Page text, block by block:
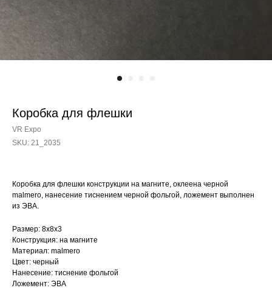
Коробка для флешки
VR Expo
SKU: 21_2035
Коробка для флешки конструкции на магните, оклеена черной
malmero, нанесение тиснением черной фольгой, ложемент выполнен
из ЭВА.
Размер: 8х8х3
Конструкция: на магните
Материал: malmero
Цвет: черный
Нанесение: тиснение фольгой
Ложемент: ЭВА